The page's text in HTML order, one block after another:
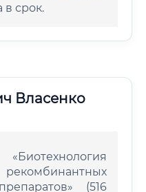
срок.
Власенко
(516